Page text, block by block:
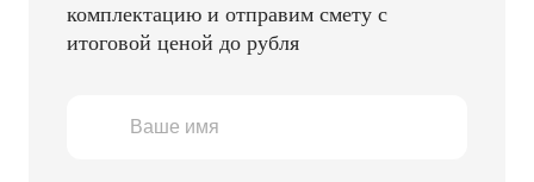
комплектацию и отправим смету с
итоговой ценой до рубля